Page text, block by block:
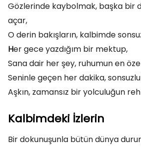
Gözlerinde kaybolmak, başka bir
açar,
O derin bakışların, kalbimde
Her gece yazdığım bir mektup,
Sana dair her şey, ruhumun en
Seninle geçen her dakika,
Aşkın, zamansız bir yolculuğun
Kalbimdeki İzlerin
Bir dokunuşunla bütün dünya